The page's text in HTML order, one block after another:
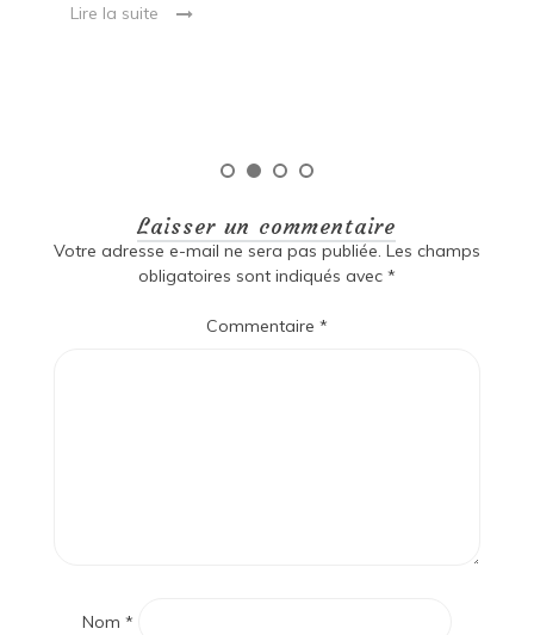
Lire la suite
Laisser un commentaire
Votre adresse e-mail ne sera pas publiée. Les champs
obligatoires sont indiqués avec *
Commentaire *
Nom *